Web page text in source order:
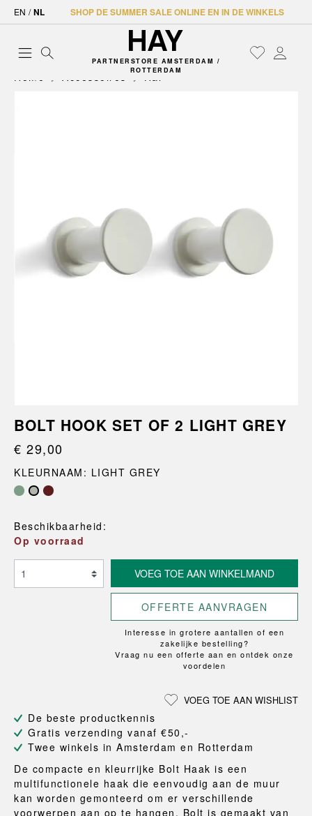
EN / NL SHOP DE SUMMER SALE ONLINE EN IN DE WINKELS
PARTNERSTORE AMSTERDAM /
ROTTERDAM
Home Accessoires Hal
BOLT HOOK SET OF 2 LIGHT GREY
€ 29,00
KLEURNAAM: LIGHT GREY
Beschikbaarheid:
Op voorraad
VOEG TOE AAN WINKELMAND
OFFERTE AANVRAGEN
Interesse in grotere aantallen of een
zakelijke bestelling?
Vraag nu een offerte aan en ontdek onze
voordelen
VOEG TOE AAN WISHLIST
De beste productkennis
Gratis verzending vanaf €50,-
Twee winkels in Amsterdam en Rotterdam
De compacte en kleurrijke Bolt Haak is een
multifunctionele haak die eenvoudig aan de muur
kan worden gemonteerd om er verschillende
voorwerpen aan op te hangen. Bolt is gemaakt van